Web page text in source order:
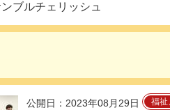
ブルチェリッシュ
公開日：2023年08月29日 福祉